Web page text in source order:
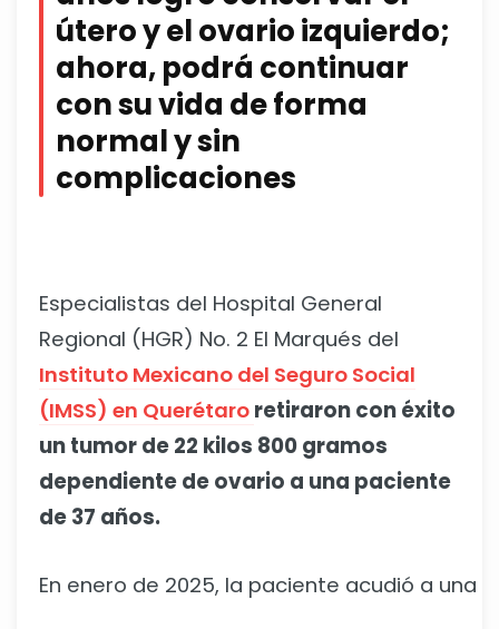
útero y el ovario izquierdo;
ahora, podrá continuar
con su vida de forma
normal y sin
complicaciones
Especialistas del Hospital General
Regional (HGR) No. 2 El Marqués del
Instituto Mexicano del Seguro Social
(IMSS) en Querétaro retiraron con éxito
un tumor de 22 kilos 800 gramos
dependiente de ovario a una paciente
de 37 años.
En enero de 2025, la paciente acudió a una